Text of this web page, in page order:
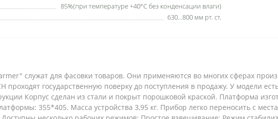
85%(при температуре +40°С без конденсации влаги)
630...800 мм рт. ст.
служат для фасовки товаров. Они применяются во многих сферах
проходят государственную поверку до поступления в продажу. У модели
Корпус сделан из стали и покрыт порошковой краской. Платформа
355*405. Масса устройства 3,95 кг. Прибор легко переносить с